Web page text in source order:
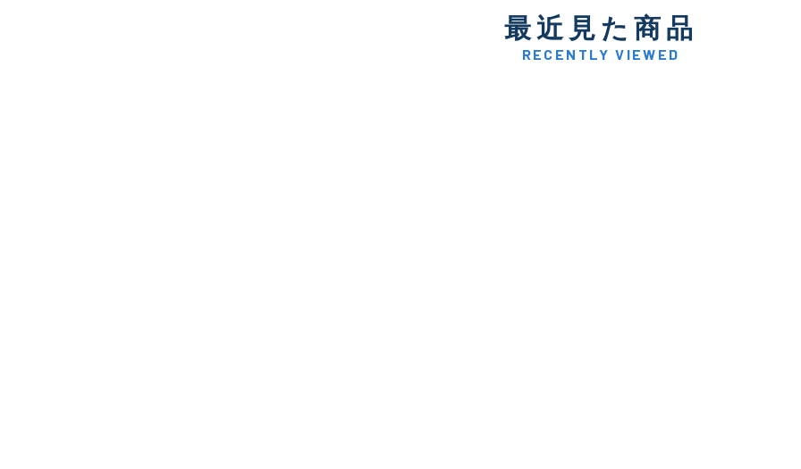
C-
かなり使用感があり、全体
い品
最近見た商品
RECENTLY VIEWED